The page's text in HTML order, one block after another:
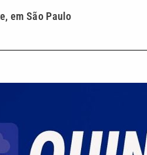
em São Paulo